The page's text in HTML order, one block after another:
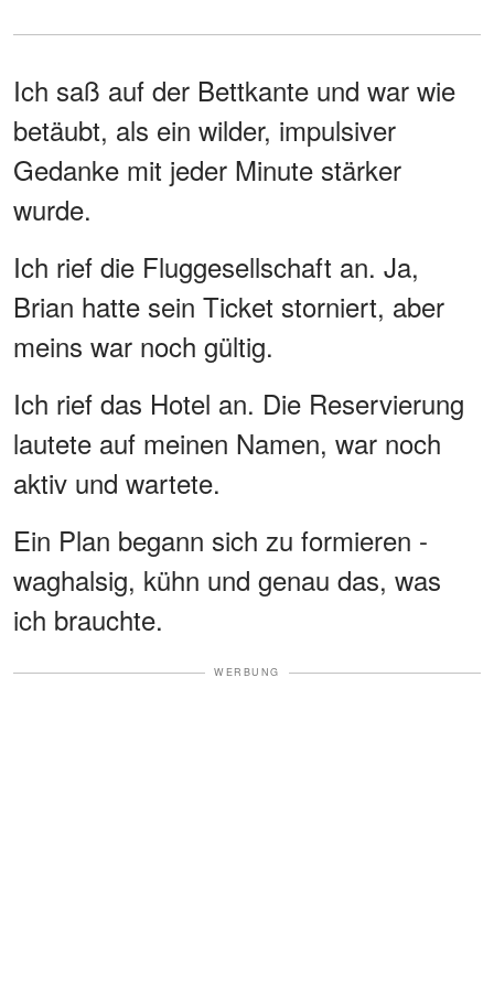
Ich saß auf der Bettkante und war wie
betäubt, als ein wilder, impulsiver
Gedanke mit jeder Minute stärker
wurde.
Ich rief die Fluggesellschaft an. Ja,
Brian hatte sein Ticket storniert, aber
meins war noch gültig.
Ich rief das Hotel an. Die Reservierung
lautete auf meinen Namen, war noch
aktiv und wartete.
Ein Plan begann sich zu formieren -
waghalsig, kühn und genau das, was
ich brauchte.
WERBUNG